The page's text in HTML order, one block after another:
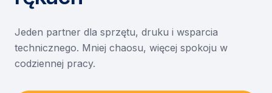
Niszczarki dokumentów
O nas
Kontakt
Jeden partner dla sprzętu, druku i wsparcia
technicznego. Mniej chaosu, więcej spokoju w
codziennej pracy.